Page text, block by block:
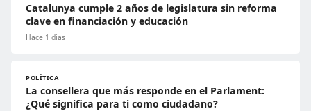
Catalunya cumple 2 años de legislatura sin reforma
clave en financiación y educación
Hace 1 días
POLÍTICA
La consellera que más responde en el Parlament:
¿Qué significa para ti como ciudadano?